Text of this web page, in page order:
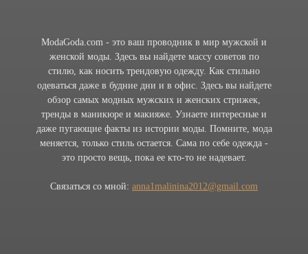
ModaGoda.com - это ваш проводник в мир мужской и
женской моды. Здесь вы найдете массу советов по
стилю, как носить трендовую одежду. Как стильно
одеваться даже в будние дни и в офис. Здесь вы найдете
обзор самых модных мужских и женских стрижек,
тренды в маникюре и макияже. Узнаете интересные и
даже пугающие факты из истории моды. Помните, мода
меняется, только стиль остается. Сама по себе одежда -
это просто вещь, пока ее кто-то не надевает.
Связаться со мной: anna1malinina2012@gmail.com